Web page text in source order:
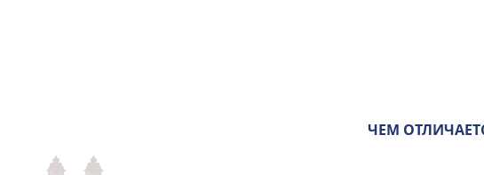
ЧЕМ